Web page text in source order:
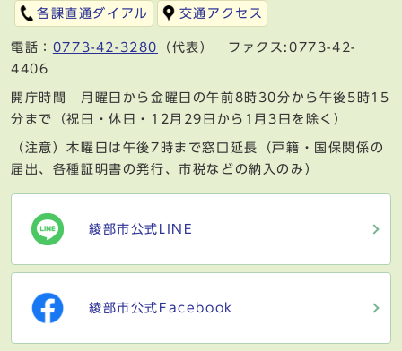
各課直通ダイアル
交通アクセス
電話： 0773-42-3280
（代表） ファクス:0773-42-
4406
開庁時間 月曜日から金曜日の午前8時30分から午後5時15
分まで（祝日・休日・12月29日から1月3日を除く）
（注意）木曜日は午後7時まで窓口延長（戸籍・国保関係の
届出、各種証明書の発行、市税などの納入のみ）
綾部市公式LINE
綾部市公式Facebook